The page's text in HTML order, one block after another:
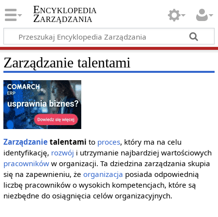
Encyklopedia
Zarządzania
Zarządzanie talentami
Zarządzanietalentami to proces, który ma na celu
identyfikację, rozwój i utrzymanie najbardziej wartościowych
pracownikóww organizacji. Ta dziedzina zarządzania skupia
się na zapewnieniu, że organizacja posiada odpowiednią
liczbę pracowników o wysokich kompetencjach, które są
niezbędne do osiągnięcia celów organizacyjnych.